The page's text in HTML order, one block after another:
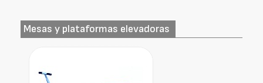
Mesas y plataformas elevadoras